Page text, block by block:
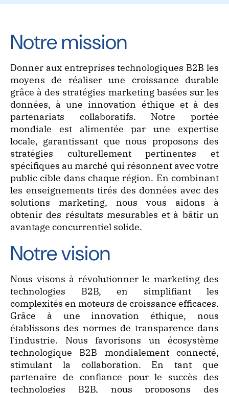
Notre mission
Donner aux entreprises technologiques B2B les
moyens de réaliser une croissance durable
grâce à des stratégies marketing basées sur les
données, à une innovation éthique et à des
partenariats collaboratifs. Notre portée
mondiale est alimentée par une expertise
locale, garantissant que nous proposons des
stratégies culturellement pertinentes et
spécifiques au marché qui résonnent avec votre
public cible dans chaque région. En combinant
les enseignements tirés des données avec des
solutions marketing, nous vous aidons à
obtenir des résultats mesurables et à bâtir un
avantage concurrentiel solide.
Notre vision
Nous visons à révolutionner le marketing des
technologies B2B, en simplifiant les
complexités en moteurs de croissance efficaces.
Grâce à une innovation éthique, nous
établissons des normes de transparence dans
l'industrie. Nous favorisons un écosystème
technologique B2B mondialement connecté,
stimulant la collaboration. En tant que
partenaire de confiance pour le succès des
technologies B2B, nous proposons des